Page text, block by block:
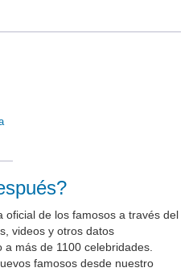
oficial de los famosos a través del
videos y otros datos
más de 1100 celebridades.
famosos desde nuestro